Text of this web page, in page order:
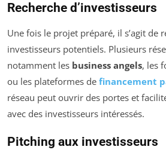
Recherche d’investisseurs
Une fois le projet préparé, il s’agit de
investisseurs potentiels. Plusieurs
notamment les business angels, les
ou les plateformes de financement
réseau peut ouvrir des portes et
avec des investisseurs intéressés.
Pitching aux investisseurs